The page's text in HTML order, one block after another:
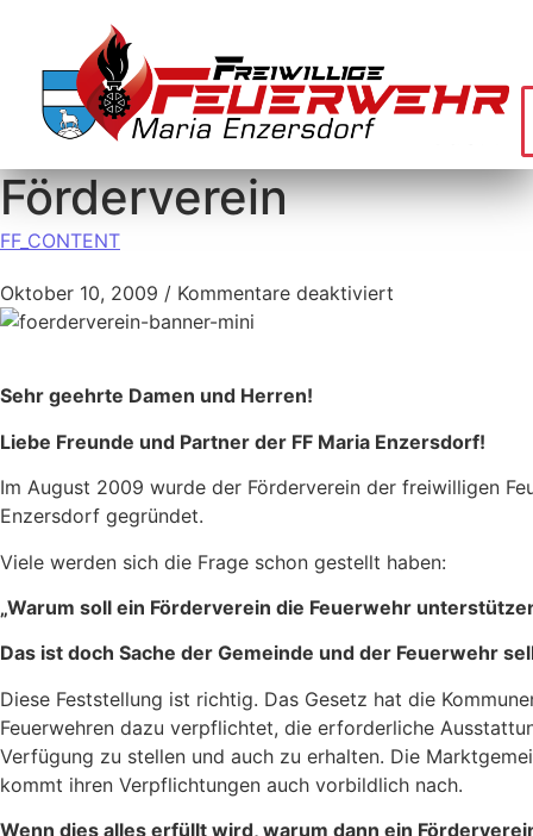
Förderverein
FF_CONTENT
Oktober 10, 2009 / Kommentare deaktiviert
Sehr geehrte Damen und Herren!
Liebe Freunde und Partner der FF Maria Enzersdorf!
Im August 2009 wurde der Förderverein der freiwilligen
Enzersdorf gegründet.
Viele werden sich die Frage schon gestellt haben:
„Warum soll ein Förderverein die Feuerwehr
Das ist doch Sache der Gemeinde und der Feuerwehr
Diese Feststellung ist richtig. Das Gesetz hat die
Feuerwehren dazu verpflichtet, die erforderliche
Verfügung zu stellen und auch zu erhalten. Die
kommt ihren Verpflichtungen auch vorbildlich nach.
Wenn dies alles erfüllt wird, warum dann ein